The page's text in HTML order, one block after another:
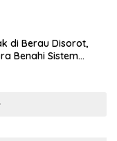
di Berau Disorot,
Benahi Sistem